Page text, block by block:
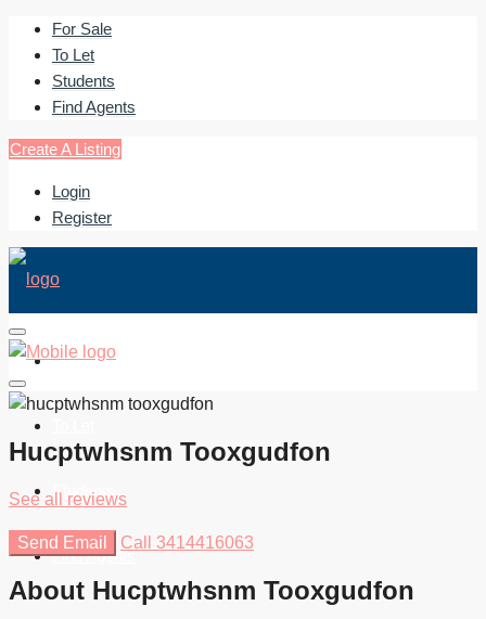
For Sale
To Let
Students
Find Agents
Create A Listing
Login
Register
For Sale
Students
Find Agents
Hucptwhsnm Tooxgudfon
See all reviews
Send Email Call 3414416063
About Hucptwhsnm Tooxgudfon